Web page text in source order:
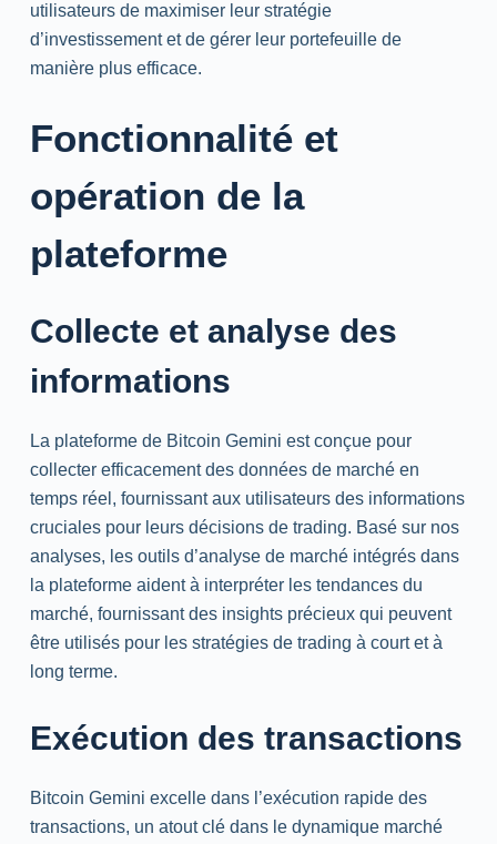
utilisateurs de maximiser leur stratégie
d’investissement et de gérer leur portefeuille de
manière plus efficace.
Fonctionnalité et
opération de la
plateforme
Collecte et analyse des
informations
La plateforme de Bitcoin Gemini est conçue pour
collecter efficacement des données de marché en
temps réel, fournissant aux utilisateurs des informations
cruciales pour leurs décisions de trading. Basé sur nos
analyses, les outils d’analyse de marché intégrés dans
la plateforme aident à interpréter les tendances du
marché, fournissant des insights précieux qui peuvent
être utilisés pour les stratégies de trading à court et à
long terme.
Exécution des transactions
Bitcoin Gemini excelle dans l’exécution rapide des
transactions, un atout clé dans le dynamique marché